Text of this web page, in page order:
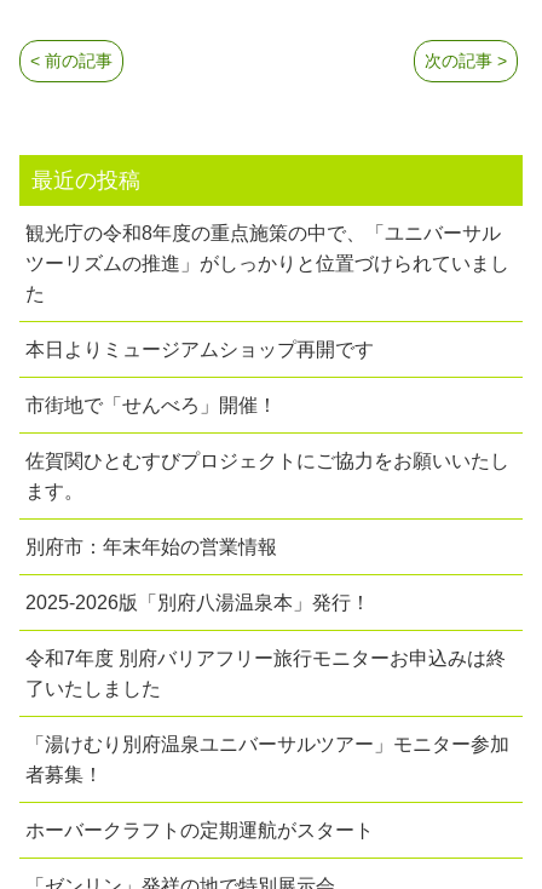
次の記事 >
< 前の記事
最近の投稿
観光庁の令和8年度の重点施策の中で、「ユニバーサル
ツーリズムの推進」がしっかりと位置づけられていまし
た
本日よりミュージアムショップ再開です
市街地で「せんべろ」開催！
佐賀関ひとむすびプロジェクトにご協力をお願いいたし
ます。
別府市：年末年始の営業情報
2025-2026版「別府八湯温泉本」発行！
令和7年度 別府バリアフリー旅行モニターお申込みは終
了いたしました
「湯けむり別府温泉ユニバーサルツアー」モニター参加
者募集！
ホーバークラフトの定期運航がスタート